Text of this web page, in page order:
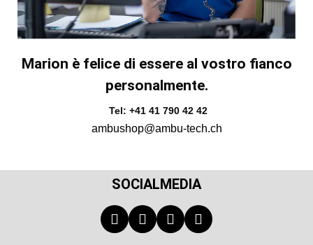
Marion è felice di essere al vostro fianco
personalmente.
Tel: +41 41 790 42 42
ambushop@ambu-tech.ch
SOCIALMEDIA